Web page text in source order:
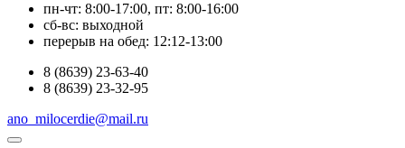
пн-чт: 8:00-17:00, пт: 8:00-16:00
сб-вс: выходной
перерыв на обед: 12:12-13:00
8 (8639) 23-63-40
8 (8639) 23-32-95
ano_milocerdie@mail.ru